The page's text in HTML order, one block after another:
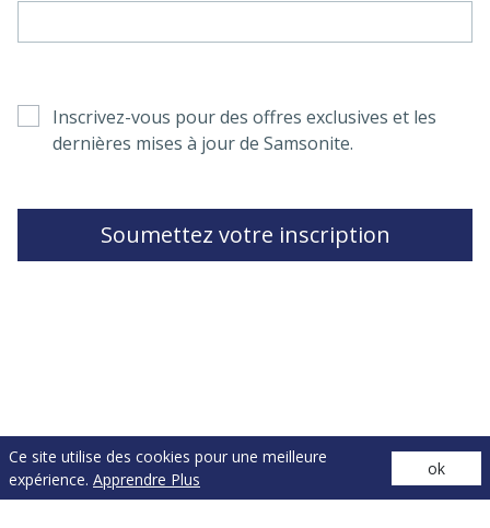
Inscrivez-vous pour des offres exclusives et les
dernières mises à jour de Samsonite.
Soumettez votre inscription
© 2026 Samsonite IP Holdings S.AR.L| (opens in
|
Conditions d'utilisation(opens in a new tab)
Ce site utilise des cookies pour une meilleure
expérience. Apprendre Plus
ok